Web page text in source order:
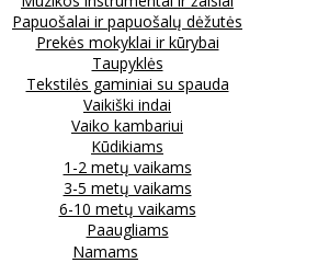
Papuošalai ir papuošalų dėžutės
Prekės mokyklai ir kūrybai
Taupyklės
Tekstilės gaminiai su spauda
Vaikiški indai
Vaiko kambariui
Kūdikiams
1-2 metų vaikams
3-5 metų vaikams
6-10 metų vaikams
Paaugliams
Namams